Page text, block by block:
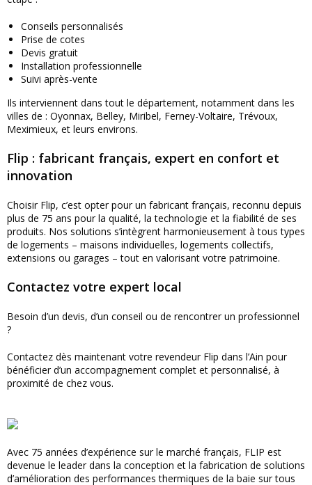
Conseils personnalisés
Prise de cotes
Devis gratuit
Installation professionnelle
Suivi après-vente
Ils interviennent dans tout le département, notamment dans les
villes de : Oyonnax, Belley, Miribel, Ferney-Voltaire, Trévoux,
Meximieux, et leurs environs.
Flip : fabricant français, expert en confort et
innovation
Choisir Flip, c’est opter pour un fabricant français, reconnu depuis
plus de 75 ans pour la qualité, la technologie et la fiabilité de ses
produits. Nos solutions s’intègrent harmonieusement à tous types
de logements – maisons individuelles, logements collectifs,
extensions ou garages – tout en valorisant votre patrimoine.
Contactez votre expert local
Besoin d’un devis, d’un conseil ou de rencontrer un professionnel
?
Contactez dès maintenant votre revendeur Flip dans l’Ain pour
bénéficier d’un accompagnement complet et personnalisé, à
proximité de chez vous.
Avec 75 années d’expérience sur le marché français, FLIP est
devenue le leader dans la conception et la fabrication de solutions
d’amélioration des performances thermiques de la baie sur tous